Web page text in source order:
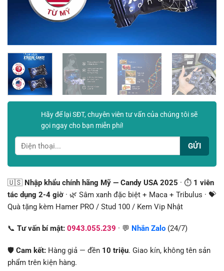
Hãy để lại SĐT, chuyên viên tư vấn của chúng tôi sẽ
gọi ngay cho bạn miễn phí!
🇺🇸 Nhập khẩu chính hãng Mỹ — Candy USA 2025 · ⏱️ 1 viên
tác dụng 2-4 giờ · 🌿 Sâm xanh đặc biệt + Maca + Tribulus · 💝
Quà tặng kèm Hamer PRO / Stud 100 / Kem Vip Nhật
📞 Tư vấn bí mật: 0943.055.239 · 💬 Nhắn Zalo (24/7)
🛡️ Cam kết: Hàng giả — đền 10 triệu. Giao kín, không tên sản
phẩm trên kiện hàng.